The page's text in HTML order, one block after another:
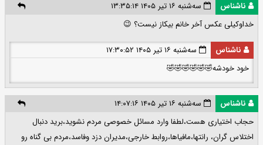
ناشناس
سه‌شنبه ۱۶ تیر ۱۴۰۵ ۱۳:۳۵:۱۴
خداوکیلی عکس آخر خانم بیکاز نیست؟ 😉
ناشناس
سه‌شنبه ۱۶ تیر ۱۴۰۵ ۱۷:۳۰:۵۲
خود خودشه🤣🤣🤣🤣🤣🤣
ناشناس
سه‌شنبه ۱۶ تیر ۱۴۰۵ ۱۴:۰۷:۱۶
حجاب اختیاری هست،لطفا وارد مسائل خصوصی مردم نشوید،برید دنبال
اختلاس گران، رانتها،مافیاها،روابط خارجی،مدیران دزد وفاسد،مردم بی گناه رو